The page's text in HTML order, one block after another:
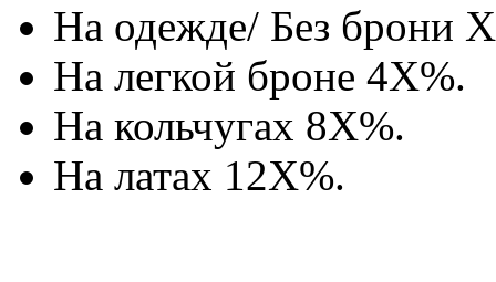
На одежде/ Без брони
На легкой броне 4X%.
На кольчугах 8X%.
На латах 12X%.